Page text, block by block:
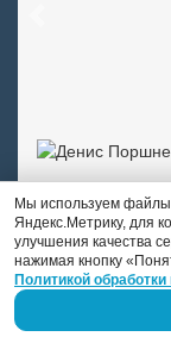
Мы используем файлы
Яндекс.Метрику, для
улучшения качества
нажимая кнопку
Политикой